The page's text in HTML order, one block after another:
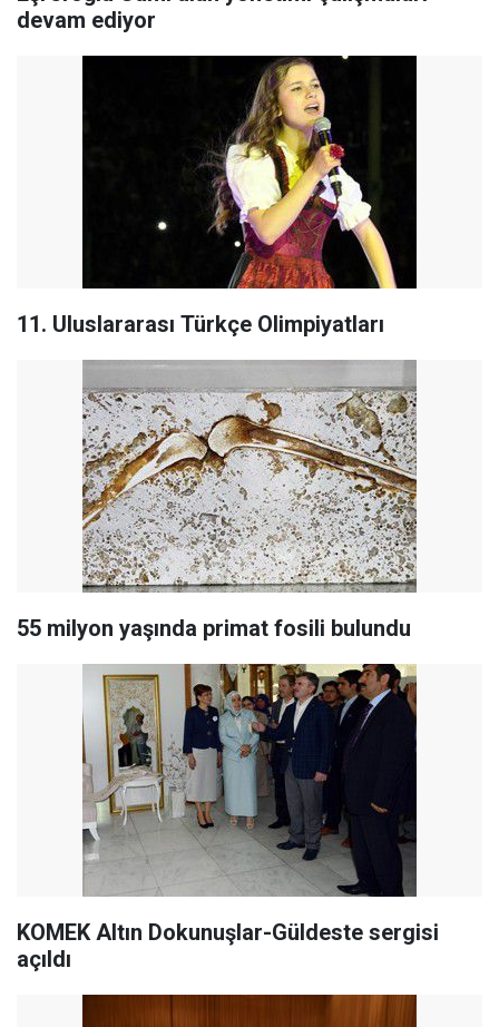
devam ediyor
11. Uluslararası Türkçe Olimpiyatları
55 milyon yaşında primat fosili bulundu
KOMEK Altın Dokunuşlar-Güldeste sergisi
açıldı